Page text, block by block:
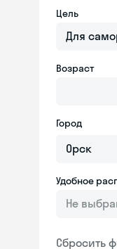
Цель
Для
Возраст
Город
Удобное
Не
Сбросить